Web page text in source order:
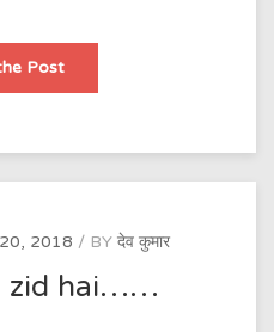
Postखुली
का
2018 BY देव कुमार
zid hai……